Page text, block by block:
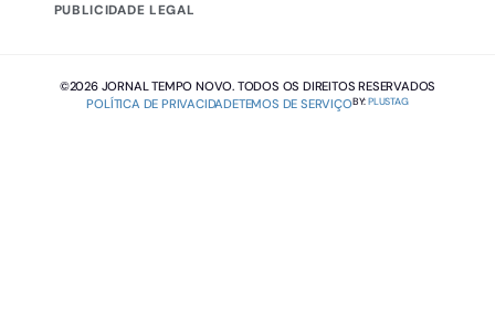
PUBLICIDADE LEGAL
©2026 JORNAL TEMPO NOVO. TODOS OS DIREITOS RESERVADOS
POLÍTICA DE PRIVACIDADETEMOS DE SERVIÇOBY:PLUSTAG